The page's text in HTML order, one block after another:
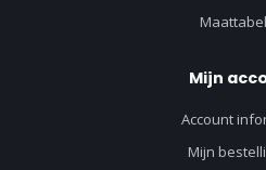
Mijn
Account
Mijn